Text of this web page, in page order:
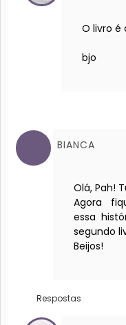
O livro é
bjo
BIANCA
Olá, Pah!
Agora
essa
segundo
Beijos!
Respostas